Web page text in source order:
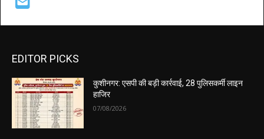
EDITOR PICKS
कुशीनगर: एसपी की बड़ी कार्रवाई, 28 पुलिसकर्मी लाइन
हाजिर
07/08/2026